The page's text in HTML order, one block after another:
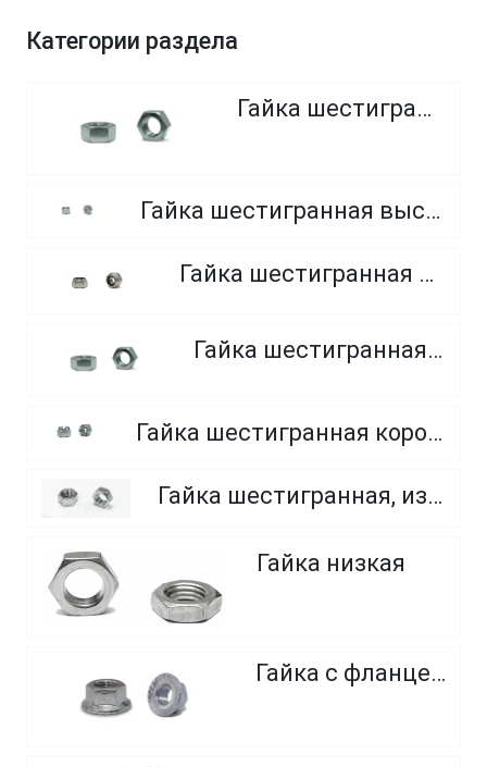
Категории раздела
Гайка шестигранная
Гайка шестигранная высокопрочная, класс прочности 8.0, 10.0 и 12.0
Гайка шестигранная самоконтрящаяся
Гайка шестигранная, мелкий шаг
Гайка шестигранная корончатая прорезная, класс прочности 6.0, 8.0 и 10.0
Гайка шестигранная, из нержавеющей стали A2 и A4
Гайка низкая
Гайка с фланцем